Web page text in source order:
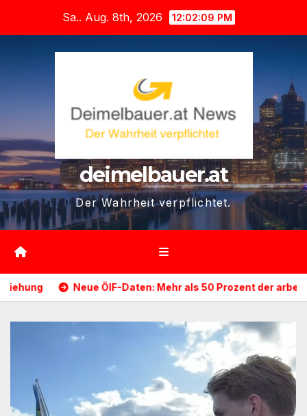
Sa.. Aug. 8th, 2026 12:02:11 PM
deimelbauer.at
Der Wahrheit verpflichtet.
Daten: Mehr als 50 Prozent der arbeitslosen Ausländer